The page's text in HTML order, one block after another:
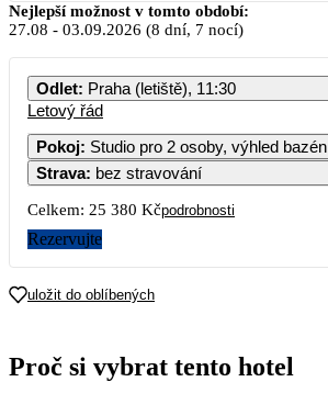
Nejlepší možnost v tomto období:
27.08 - 03.09.2026 (8 dní, 7 nocí)
Odlet: Praha (letiště), 11:30
Letový řád
Pokoj: Studio pro 2 osoby, výhled bazén
Strava: bez stravování
Celkem: 25 380 Kčpodrobnosti
Rezervujte
uložit do oblíbených
Proč si vybrat tento hotel